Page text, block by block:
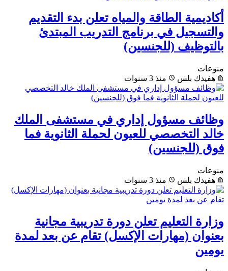
أكاديمية الطاقة والمياه تعلن بدء التقديم
والتسجيل في برنامج التدريب المبتدئ
بالتوظيف (للجنسين)
منوعات
هفيدك بلس
منذ 3 سنوات
وظائف مسؤول إداري في مستشفى الملك
خالد التخصصي للعيون لحملة الثانوية فما
فوق (للجنسين)
منوعات
هفيدك بلس
منذ 3 سنوات
وزارة التعليم تعلن دورة تدريبية مجانية
بعنوان (مهارات الإكسل) تقام عن بعد لمدة
يومين